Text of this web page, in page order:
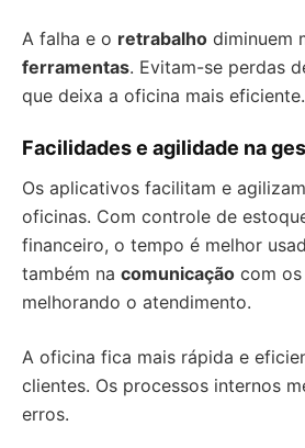
A falha e o retrabalho diminuem
ferramentas. Evitam-se perdas
que deixa a oficina mais eficiente.
Facilidades e agilidade na
Os aplicativos facilitam e
oficinas. Com controle de
financeiro, o tempo é melhor
também na comunicação com
melhorando o atendimento.
A oficina fica mais rápida e
clientes. Os processos internos
erros.